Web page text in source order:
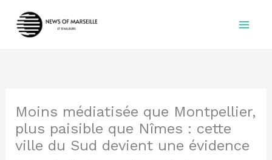
Moins médiatisée que Montpellier,
plus paisible que Nîmes : cette
ville du Sud devient une évidence